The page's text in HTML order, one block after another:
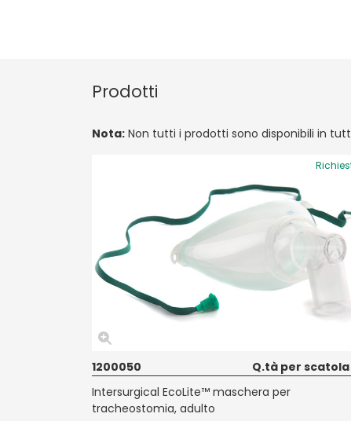
Prodotti
Nota: Non tutti i prodotti sono disponibili in
1200050
Q.tà per scatola
Intersurgical EcoLite™ maschera per
tracheostomia, adulto